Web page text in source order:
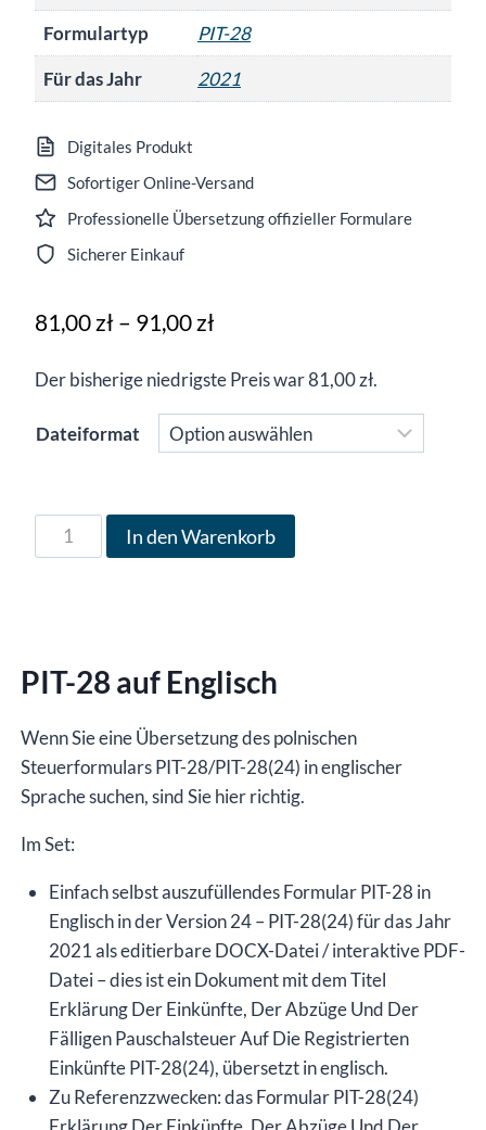
Formulartyp
PIT-28
Für das Jahr
2021
Digitales Produkt
Sofortiger Online-Versand
Professionelle Übersetzung offizieller Formulare
Sicherer Einkauf
81,00zł– 91,00złPreisspanne:
bis
91,00 zł
Der bisherige niedrigste Preis war81,00zł.
Dateiformat
Formular
PIT-
für
Steuerjahr
2021,
Version
editierbare
DOCX-
Datei/interaktive
PDF-
Datei
Menge
In den Warenkorb
PIT-28 auf Englisch
Wenn Sie eine Übersetzung des polnischen
Steuerformulars PIT-28/PIT-28(24) in englischer
Sprache suchen, sind Sie hier richtig.
Im Set:
Einfach selbst auszufüllendes Formular PIT-28 in
Englisch in der Version 24 – PIT-28(24) für das Jahr
2021 als editierbare DOCX-Datei / interaktive PDF-
Datei – dies ist ein Dokument mit dem Titel
Erklärung Der Einkünfte, Der Abzüge Und Der
Fälligen Pauschalsteuer Auf Die Registrierten
Einkünfte PIT-28(24), übersetzt in englisch.
Zu Referenzzwecken: das Formular PIT-28(24)